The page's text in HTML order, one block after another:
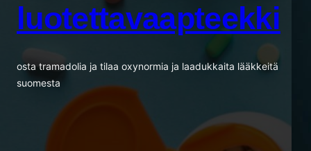
luotettavaapteekki
osta tramadolia ja tilaa oxynormia ja laadukkaita lääkkeitä
suomesta